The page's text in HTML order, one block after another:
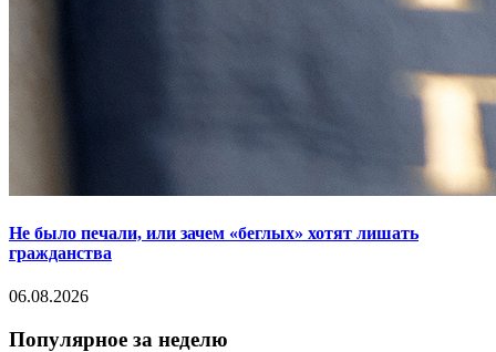
Не было печали, или зачем «беглых» хотят лишать
гражданства
06.08.2026
Популярное за неделю